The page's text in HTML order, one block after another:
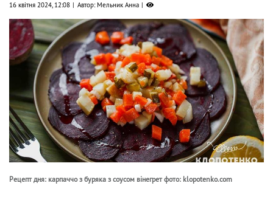
16 квітня 2024, 12:08 Автор: Мельник Анна
Рецепт дня: карпаччо з буряка з соусом вінегрет фото: klopotenko.com